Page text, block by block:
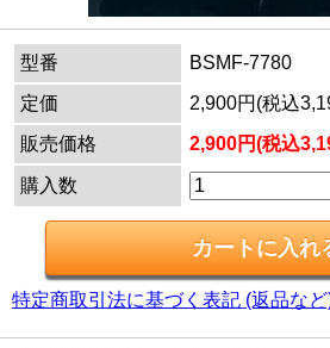
型番
BSMF-7780
定価
2,900円(税込
販売価格
2,900円(税込
購入数
特定商取引法に基づく表記 (返品な